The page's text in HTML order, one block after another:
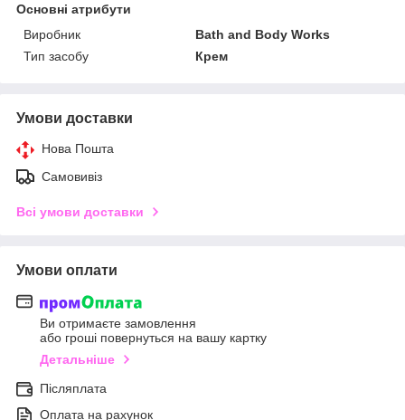
Основні атрибути
Виробник
Bath and Body Works
Тип засобу
Крем
Умови доставки
Нова Пошта
Самовивіз
Всі умови доставки
Умови оплати
Ви отримаєте замовлення
або гроші повернуться на вашу картку
Детальніше
Післяплата
Оплата на рахунок